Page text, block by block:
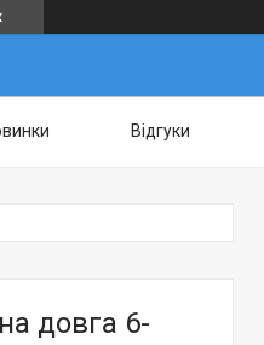
Відгуки
довга 6-